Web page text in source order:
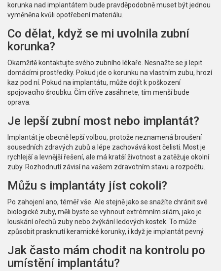
korunka nad implantátem bude pravděpodobně muset být jednou
vyměněna kvůli opotřebení materiálu.
Co dělat, když se mi uvolnila zubní
korunka?
Okamžitě kontaktujte svého zubního lékaře. Nesnažte se ji lepit
domácími prostředky. Pokud jde o korunku na vlastním zubu, hrozí
kaz pod ní. Pokud na implantátu, může dojít k poškození
spojovacího šroubku. Čím dříve zasáhnete, tím menší bude
oprava.
Je lepší zubní most nebo implantát?
Implantát je obecně lepší volbou, protože neznamená broušení
sousedních zdravých zubů a lépe zachovává kost čelisti. Most je
rychlejší a levnější řešení, ale má kratší životnost a zatěžuje okolní
zuby. Rozhodnutí závisí na vašem zdravotním stavu a rozpočtu.
Můžu s implantáty jíst cokoli?
Po zahojení ano, téměř vše. Ale stejně jako se snažíte chránit své
biologické zuby, měli byste se vyhnout extrémním silám, jako je
louskání ořechů zuby nebo žvýkání ledových kostek. To může
způsobit prasknutí keramické korunky, i když je implantát pevný.
Jak často mám chodit na kontrolu po
umístění implantátu?